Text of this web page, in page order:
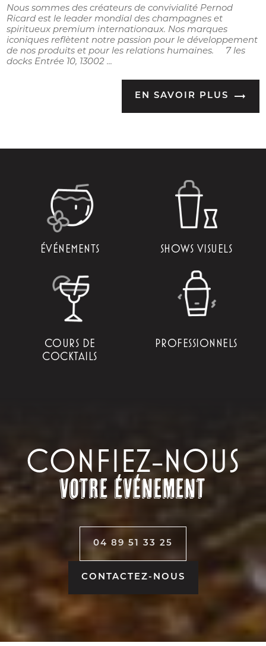
Nous sommes des créateurs de convivialité Pernod
Ricard est le leader mondial des champagnes et
spiritueux premium internationaux. Nos marques
iconiques reflètent notre passion pour le développement
de nos produits et pour les relations humaines. 7 les
docks Entrée 10, 13002 ...
EN SAVOIR PLUS
ÉVÉNEMENTS SHOWS VISUELS
COURS DE
COCKTAILS
PROFESSIONNELS
CONFIEZ-NOUS
votre événement
04 89 51 33 25
CONTACTEZ-NOUS